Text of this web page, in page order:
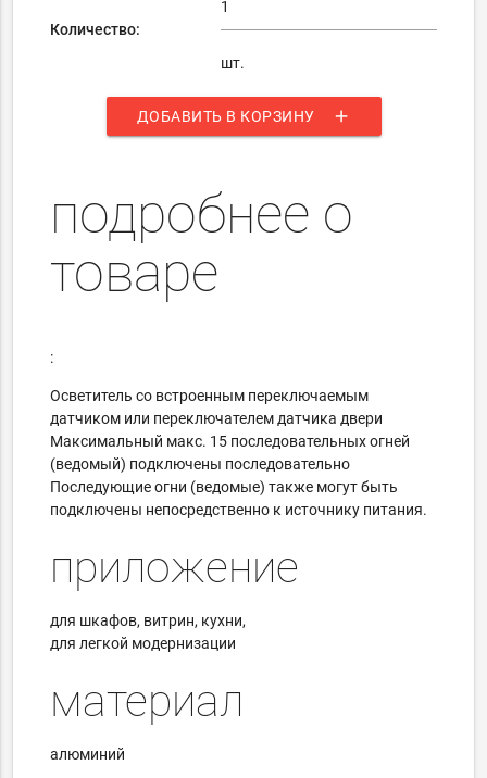
Количество:
шт.
ДОБАВИТЬ В КОРЗИНУ add
подробнее о
товаре
:
Осветитель со встроенным переключаемым
датчиком или переключателем датчика двери
Максимальный макс. 15 последовательных огней
(ведомый) подключены последовательно
Последующие огни (ведомые) также могут быть
подключены непосредственно к источнику питания.
приложение
для шкафов, витрин, кухни,
для легкой модернизации
материал
алюминий